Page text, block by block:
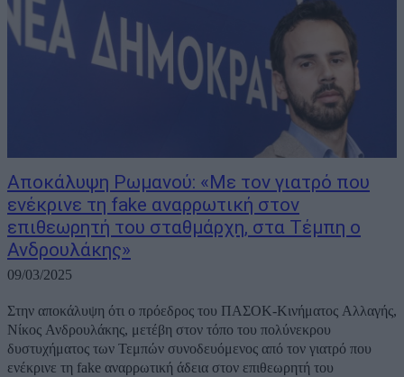
Αποκάλυψη Ρωμανού: «Με τον γιατρό που
ενέκρινε τη fake αναρρωτική στον
επιθεωρητή του σταθμάρχη, στα Τέμπη ο
Ανδρουλάκης»
09/03/2025
Στην αποκάλυψη ότι ο πρόεδρος του ΠΑΣΟΚ-Κινήματος Αλλαγής,
Νίκος Ανδρουλάκης, μετέβη στον τόπο του πολύνεκρου
δυστυχήματος των Τεμπών συνοδευόμενος από τον γιατρό που
ενέκρινε τη fake αναρρωτική άδεια στον επιθεωρητή του